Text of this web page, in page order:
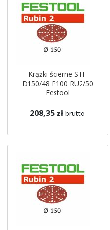
Krążki ścierne STF
D150/48 P100 RU2/50
Festool
208,35 zł brutto